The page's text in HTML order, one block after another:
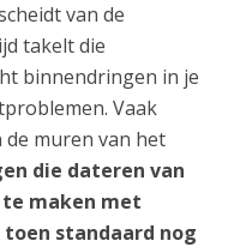
van de
takelt die
binnendringen in je
Vaak
muren van het
die dateren van
maken met
standaard nog